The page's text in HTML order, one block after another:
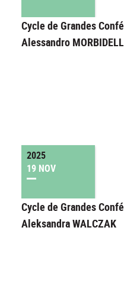
Cycle de Grandes
Alessandro
2025
19 NOV
Cycle de Grandes
Aleksandra WALCZAK